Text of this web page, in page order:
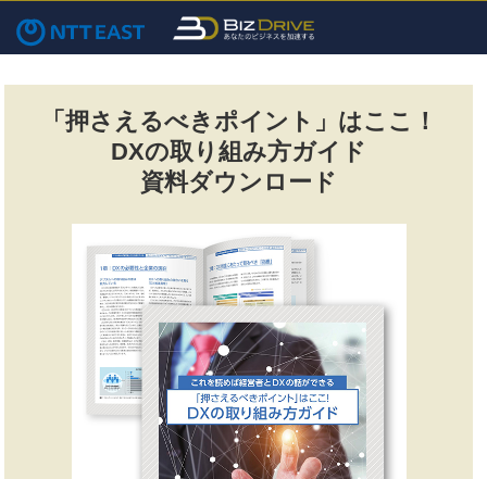
「押さえるべきポイント」はここ！
DXの取り組み方ガイド
資料ダウンロード